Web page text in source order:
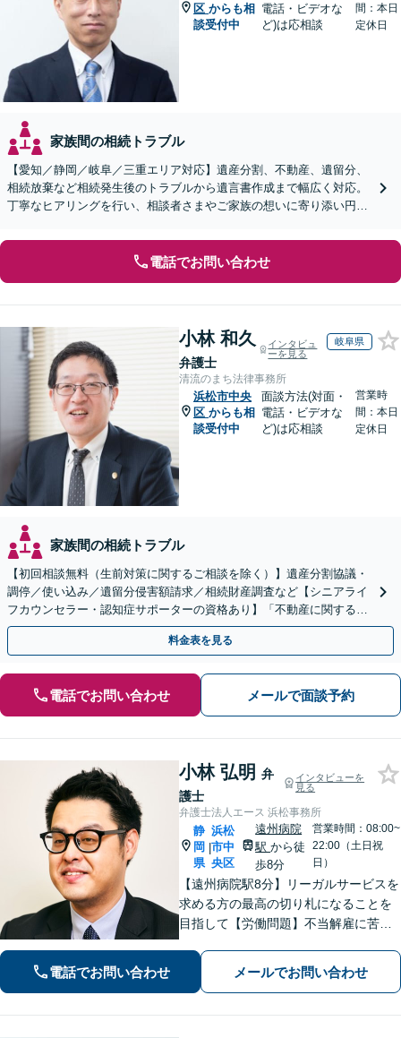
区 からも相
談受付中
電話・ビデオな
ど)は応相談
間：本日
定休日
家族間の相続トラブル
【愛知／静岡／岐阜／三重エリア対応】遺産分割、不動産、遺留分、
相続放棄など相続発生後のトラブルから遺言書作成まで幅広く対応。
丁寧なヒアリングを行い、相談者さまやご家族の想いに寄り添い円滑
電話でお問い合わせ
小林 和久
弁護士
インタビュ
ーを見る
岐阜県
清流のまち法律事務所
浜松市中央
区 からも相
談受付中
面談方法(対面・
電話・ビデオな
ど)は応相談
営業時
間：本日
定休日
家族間の相続トラブル
【初回相談無料（生前対策に関するご相談を除く）】遺産分割協議・
調停／使い込み／遺留分侵害額請求／相続財産調査など【シニアライ
フカウンセラー・認知症サポーターの資格あり】「不動産に関する相
続もお任せください」【当日・夜間相談可（要相談）】
料金表を見る
電話でお問い合わせ メールで面談予約
小林 弘明 弁
護士
インタビューを
見る
弁護士法人エース 浜松事務所
静
岡
県
|
浜松
市中
央区
遠州病院
駅から徒
歩8分
営業時間：08:00~
22:00（土日祝
日）
【遠州病院駅8分】リーガルサービスを
求める方の最高の切り札になることを
目指して【労働問題】不当解雇に苦し
を模索します【離婚問題】認知請求・
養育費の請求など、辛い状況を好転さ
電話でお問い合わせ メールでお問い合わせ